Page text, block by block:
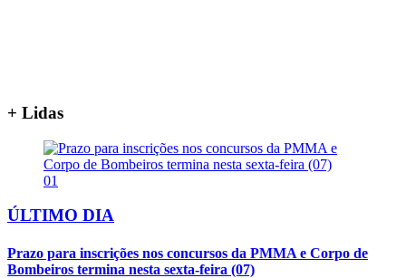
+ Lidas
01
ÚLTIMO DIA
Prazo para inscrições nos concursos da PMMA e Corpo de
Bombeiros termina nesta sexta-feira (07)